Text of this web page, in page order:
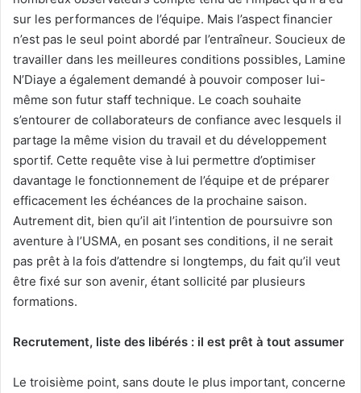
sur les performances de l’équipe. Mais l’aspect financier
n’est pas le seul point abordé par l’entraîneur. Soucieux de
travailler dans les meilleures conditions possibles, Lamine
N’Diaye a également demandé à pouvoir composer lui-
même son futur staff technique. Le coach souhaite
s’entourer de collaborateurs de confiance avec lesquels il
partage la même vision du travail et du développement
sportif. Cette requête vise à lui permettre d’optimiser
davantage le fonctionnement de l’équipe et de préparer
efficacement les échéances de la prochaine saison.
Autrement dit, bien qu’il ait l’intention de poursuivre son
aventure à l’USMA, en posant ses conditions, il ne serait
pas prêt à la fois d’attendre si longtemps, du fait qu’il veut
être fixé sur son avenir, étant sollicité par plusieurs
formations.
Recrutement, liste des libérés : il est prêt à tout assumer
Le troisième point, sans doute le plus important, concerne